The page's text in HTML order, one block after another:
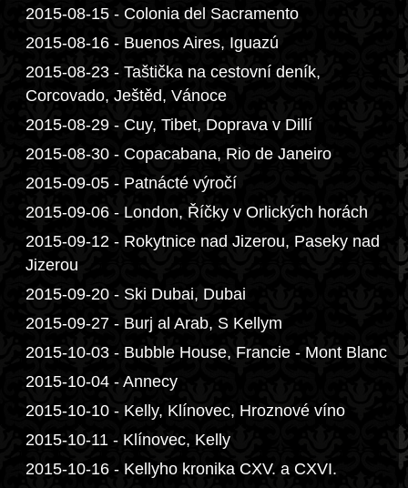
2015-08-15 - Colonia del Sacramento
2015-08-16 - Buenos Aires, Iguazú
2015-08-23 - Taštička na cestovní deník,
Corcovado, Ještěd, Vánoce
2015-08-29 - Cuy, Tibet, Doprava v Dillí
2015-08-30 - Copacabana, Rio de Janeiro
2015-09-05 - Patnácté výročí
2015-09-06 - London, Říčky v Orlických horách
2015-09-12 - Rokytnice nad Jizerou, Paseky nad
Jizerou
2015-09-20 - Ski Dubai, Dubai
2015-09-27 - Burj al Arab, S Kellym
2015-10-03 - Bubble House, Francie - Mont Blanc
2015-10-04 - Annecy
2015-10-10 - Kelly, Klínovec, Hroznové víno
2015-10-11 - Klínovec, Kelly
2015-10-16 - Kellyho kronika CXV. a CXVI.